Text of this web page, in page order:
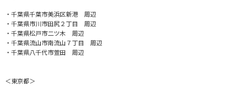
・千葉県千葉市美浜区新港 周辺
・千葉県市川市田尻２丁目 周辺
・千葉県松戸市二ツ木 周辺
・千葉県流山市南流山７丁目 周辺
・千葉県八千代市萱田 周辺
＜東京都＞